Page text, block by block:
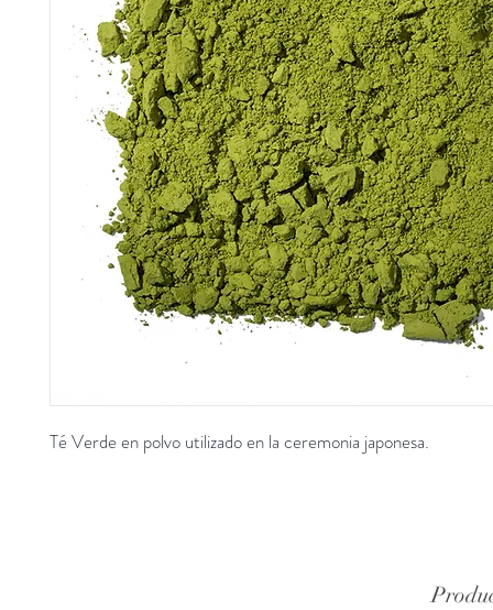
Té Verde en polvo utilizado en la ceremonia japonesa.